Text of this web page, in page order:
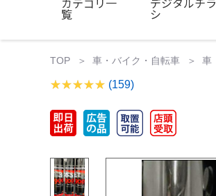
覧 シ
TOP 車・バイク・自転車 車
(159)